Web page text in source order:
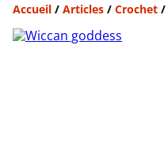
Accueil / Articles / Crochet /